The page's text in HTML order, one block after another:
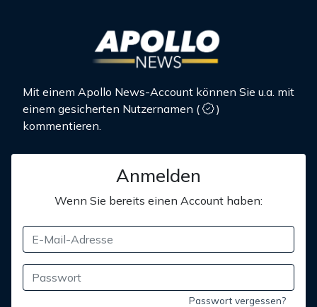
Mit einem Apollo News-Account können Sie u.a. mit
einem gesicherten Nutzernamen (
)
kommentieren.
Anmelden
Wenn Sie bereits einen Account haben:
Passwort vergessen?